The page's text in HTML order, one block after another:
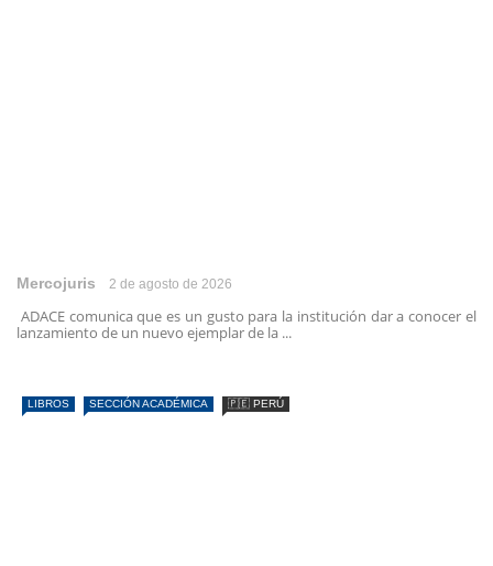
Mercojuris 2 de agosto de 2026
ADACE comunica que es un gusto para la institución dar a conocer el
lanzamiento de un nuevo ejemplar de la ...
LIBROS SECCIÓN ACADÉMICA 🇵🇪 PERÚ